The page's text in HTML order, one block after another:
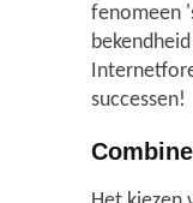
fenomeen
successen!